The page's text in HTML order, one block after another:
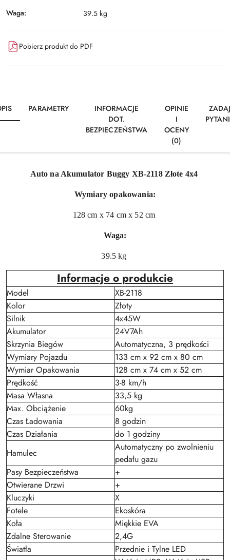
Waga: 39.5 kg
Pobierz produkt do PDF
PARAMETRY
INFORMACJE
DOT.
BEZPIECZEŃSTWA
OPINIE
I
OCENY
(0)
Auto na Akumulator Buggy XB-2118 Złote 4x4
Wymiary opakowania:
128 cm x 74 cm x 52 cm
Waga:
39.5 kg
Informacje o produkcie
Model
XB-2118
Kolor
Złoty
Silnik
4x45W
Akumulator
24V7Ah
Skrzynia Biegów
Automatyczna, 3 prędkości
Wymiary Pojazdu
133 cm x 92 cm x 80 cm
Wymiar Opakowania
128 cm x 74 cm x 52 cm
Prędkość
3-8 km/h
Masa Własna
33,5 kg
Max. Obciążenie
60kg
Czas Ładowania
8 godzin
Czas Działania
do 1 godziny
Hamulec
Automatyczny po zwolnieniu
pedału gazu
Pasy Bezpieczeństwa
+
Otwierane Drzwi
+
Kluczyki
X
Fotele
Ekoskóra
Koła
Miękkie EVA
Zdalne Sterowanie
2,4G
Światła
Przednie i Tylne LED